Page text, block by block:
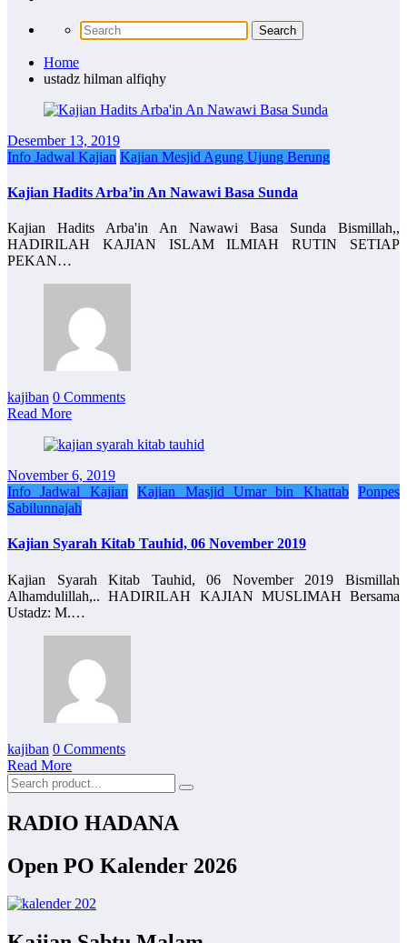
Home
ustadz hilman alfiqhy
Desember 13, 2019
Info Jadwal Kajian Kajian Mesjid Agung Ujung Berung
Kajian Hadits Arba’in An Nawawi Basa Sunda
Kajian Hadits Arba'in An Nawawi Basa Sunda Bismillah,,
HADIRILAH KAJIAN ISLAM ILMIAH RUTIN SETIAP
PEKAN…
kajiban 0 Comments
Read More
November 6, 2019
Info Jadwal Kajian
Kajian Masjid Umar bin Khattab
Ponpes
Sabilunnajah
Kajian Syarah Kitab Tauhid, 06 November 2019
Kajian Syarah Kitab Tauhid, 06 November 2019 Bismillah
Alhamdulillah,.. HADIRILAH KAJIAN MUSLIMAH Bersama
Ustadz: M.…
kajiban 0 Comments
Read More
RADIO HADANA
Open PO Kalender 2026